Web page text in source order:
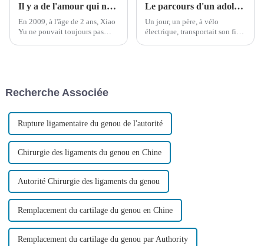
Il y a de l'amour qui nous accompagne sur le chemin de la croissance
En 2009, à l'âge de 2 ans, Xiao
Yu ne pouvait toujours pas
des examens, mais le résultat…
Le parcours d'un adolescent atteint de paralysie cérébrale pour réaliser ses rêves a ému d'innombrables personnes aux larmes
Un jour, un père, à vélo
électrique, transportait son fils
Recherche Associée
Rupture ligamentaire du genou de l'autorité
Chirurgie des ligaments du genou en Chine
Autorité Chirurgie des ligaments du genou
Remplacement du cartilage du genou en Chine
Remplacement du cartilage du genou par Authority